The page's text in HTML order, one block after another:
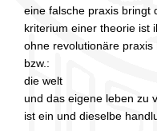
eine falsche praxis bringt
kriterium einer theorie ist
ohne revolutionäre praxis
bzw.:
die welt
und das eigene leben zu
ist ein und dieselbe